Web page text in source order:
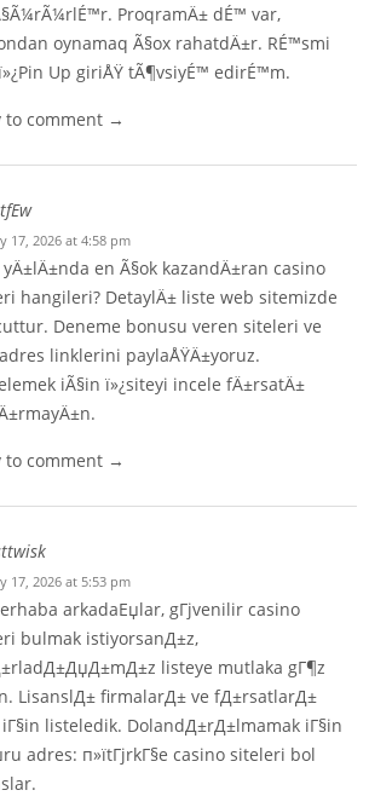
ProqramÄ± dÉ™ var,
oynamaq Ã§ox rahatdÄ±r. RÉ™smi
Pin Up giriÅŸ tÃ¶vsiyÉ™ edirÉ™m.
to comment →
17, 2026 at 4:58 pm
yÄ±lÄ±nda en Ã§ok kazandÄ±ran casino
hangileri? DetaylÄ± liste web sitemizde
Deneme bonusu veren siteleri ve
linklerini paylaÅŸÄ±yoruz.
iÃ§in ï»¿siteyi incele fÄ±rsatÄ±
to comment →
17, 2026 at 5:53 pm
arkadaЕџlar, gГјvenilir casino
bulmak istiyorsanД±z,
listeye mutlaka gГ¶z
LisanslД± firmalarД± ve fД±rsatlarД±
listeledik. DolandД±rД±lmamak iГ§in
adres: п»їtГјrkГ§e casino siteleri bol